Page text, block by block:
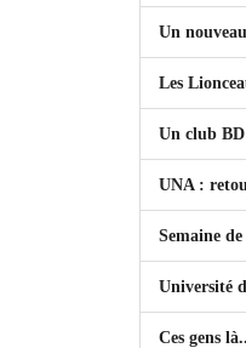
Un
Les
Un club
UNA :
Semaine
Université
Ces gens